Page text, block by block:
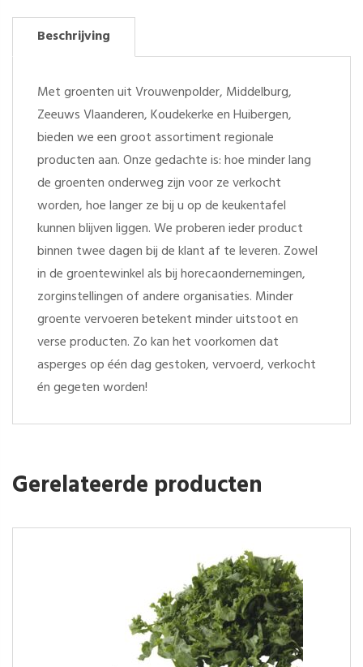
Beschrijving
Met groenten uit Vrouwenpolder, Middelburg,
Zeeuws Vlaanderen, Koudekerke en Huibergen,
bieden we een groot assortiment regionale
producten aan. Onze gedachte is: hoe minder lang
de groenten onderweg zijn voor ze verkocht
worden, hoe langer ze bij u op de keukentafel
kunnen blijven liggen. We proberen ieder product
binnen twee dagen bij de klant af te leveren. Zowel
in de groentewinkel als bij horecaondernemingen,
zorginstellingen of andere organisaties. Minder
groente vervoeren betekent minder uitstoot en
verse producten. Zo kan het voorkomen dat
asperges op één dag gestoken, vervoerd, verkocht
én gegeten worden!
Gerelateerde producten